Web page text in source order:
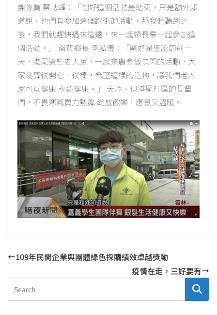
團隊員 蔡誌峰：「剛好這個活動是結束，只是額外知
道說，他們有參加這個踩街的活動，那我們聽到之
後，我們就趕快過來這邊，來一起帶長輩一起參加這
個活動。」 崙背鄉長 李泓儀：「剛好是聖誕節前一
天，港尾這些老人家，一起來農會做快閃的活動，大
家跳舞很開心、很棒，希望這樣的活動，讓我們老人
家可以健康 永遠健康。」 天冷，但港尾社區的長輩
們，不畏寒風賣力熱舞 綻放歡樂，應景又溫暖。
109年民間企業與團體綠色採購績效卓越獎勵
疫情在走，三好要有